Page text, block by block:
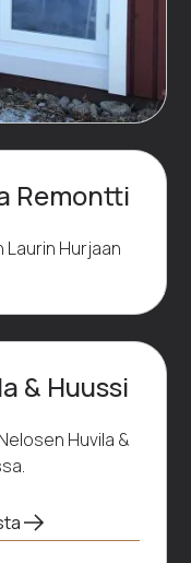
Remontti
Hurjaan
& Huussi
Huvila &